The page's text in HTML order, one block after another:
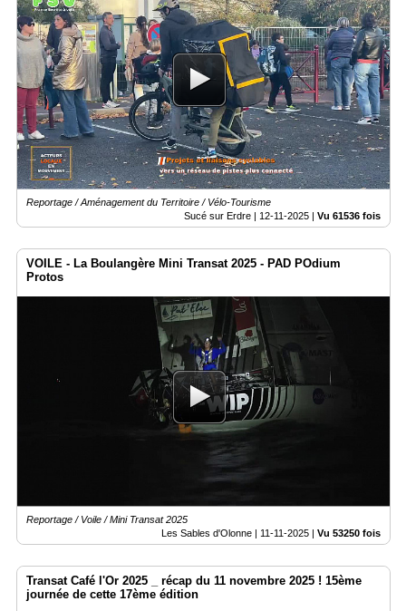
Reportage / Aménagement du Territoire / Vélo-Tourisme
Sucé sur Erdre | 12-11-2025 Vu 61536 fois
VOILE - La Boulangère Mini Transat 2025 - PAD POdium
Protos
Reportage / Voile / Mini Transat 2025
Les Sables d'Olonne | 11-11-2025 | Vu 53250 fois
Transat Café l'Or 2025 _ récap du 11 novembre 2025 ! 15ème
journée de cette 17ème édition